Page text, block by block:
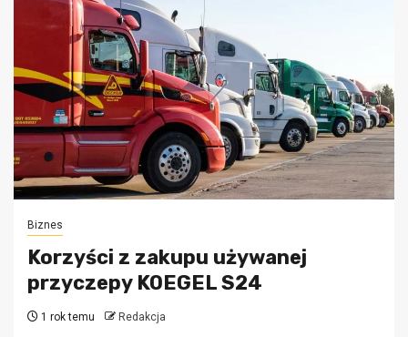
Biznes
Korzyści z zakupu używanej
przyczepy KOEGEL S24
1 rok temu Redakcja